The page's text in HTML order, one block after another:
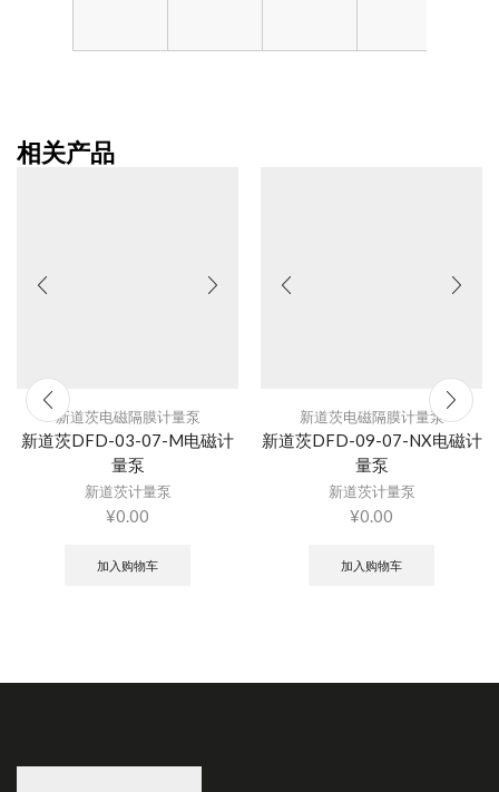
相关产品
新道茨电磁隔膜计量泵
新道茨DFD-03-07-M电磁计
量泵
新道茨计量泵
¥0.00
加入购物车
新道茨电磁隔膜计量泵
新道茨DFD-09-07-NX电磁计
量泵
新道茨计量泵
¥0.00
加入购物车